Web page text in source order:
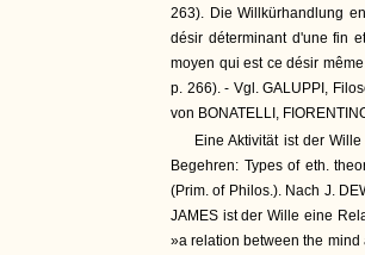
263). Die Willkürhandlung
désir déterminant d'une fin
moyen qui est ce désir
p. 266). - Vgl. GALUPPI,
von BONATELLI,
Eine Aktivität ist der
Begehren: Types of eth.
(Prim. of Philos.). Nach J.
JAMES ist der Wille eine
»a relation between the mind